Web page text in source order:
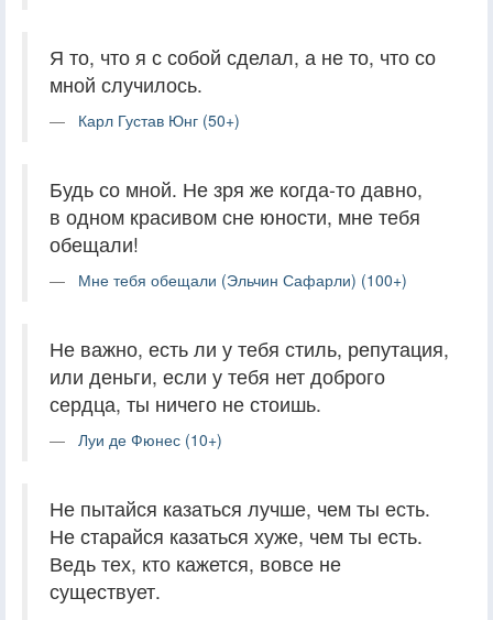
Я то, что я с собой сделал, а не то, что со
мной случилось.
Карл Густав Юнг (50+)
Будь со мной. Не зря же когда-то давно,
в одном красивом сне юности, мне тебя
обещали!
Мне тебя обещали (Эльчин Сафарли) (100+)
Не важно, есть ли у тебя стиль, репутация,
или деньги, если у тебя нет доброго
сердца, ты ничего не стоишь.
Луи де Фюнес (10+)
Не пытайся казаться лучше, чем ты есть.
Не старайся казаться хуже, чем ты есть.
Ведь тех, кто кажется, вовсе не
существует.